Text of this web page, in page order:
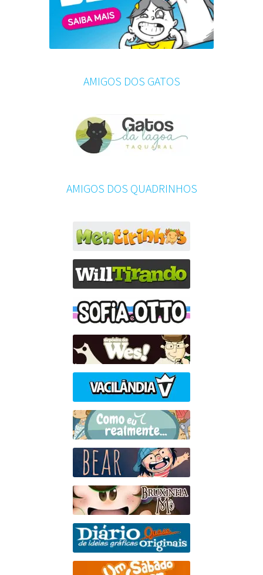
AMIGOS DOS GATOS
AMIGOS DOS QUADRINHOS